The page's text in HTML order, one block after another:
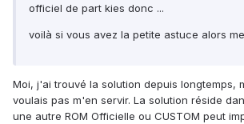
officiel de part kies donc ...
voilà si vous avez la petite astuce alors
Moi, j'ai trouvé la solution depuis longtemps,
voulais pas m'en servir. La solution réside
une autre ROM Officielle ou CUSTOM peut